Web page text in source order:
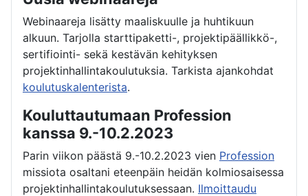
Webinaareja lisätty maaliskuulle ja huhtikuun
alkuun. Tarjolla starttipaketti-, projektipäällikkö-,
sertifiointi- sekä kestävän kehityksen
projektinhallintakoulutuksia. Tarkista ajankohdat
koulutuskalenterista.
Kouluttautumaan Profession
kanssa 9.-10.2.2023
Parin viikon päästä 9.-10.2.2023 vien Profession
missiota osaltani eteenpäin heidän kolmiosaisessa
projektinhallintakoulutuksessaan. Ilmoittaudu